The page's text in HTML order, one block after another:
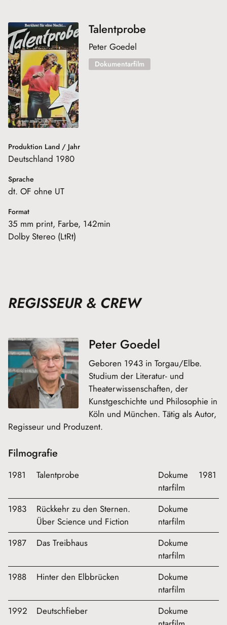
Talentprobe
Peter Goedel
Dokumentarfilm
Produktion Land / Jahr
Deutschland 1980
Sprache
dt. OF ohne UT
Format
35 mm print, Farbe, 142min
Dolby Stereo (LtRt)
REGISSEUR & CREW
Peter Goedel
Geboren 1943 in Torgau/Elbe.
Studium der Literatur- und
Theaterwissenschaften, der
Kunstgeschichte und Philosophie in
Köln und München. Tätig als Autor,
Regisseur und Produzent.
Filmografie
1981 Talentprobe
Dokume
ntarfilm
1981
1983
Rückkehr zu den Sternen.
Über Science und Fiction
Dokume
ntarfilm
1987
Das Treibhaus
Dokume
ntarfilm
1988
Hinter den Elbbrücken
Dokume
ntarfilm
1992
Deutschfieber
Dokume